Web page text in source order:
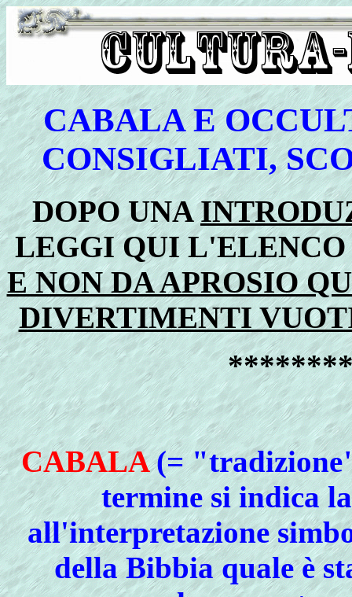
CABALA E
CONSIGLIATI,
DOPO UNA
LEGGI QUI
E NON DA APROSIO
DIVERTIMENTI
CABALA(=
termine si indica
all'interpretazione
della Bibbia quale è